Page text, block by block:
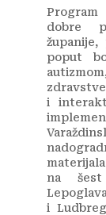
dobre
poput
i
na šest
i